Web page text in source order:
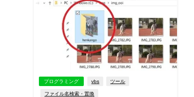
プログラミング vbs ツール
ファイル名検索・置換